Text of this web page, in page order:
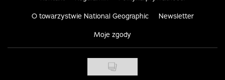
O towarzystwie National Geographic Newsletter
Moje zgody